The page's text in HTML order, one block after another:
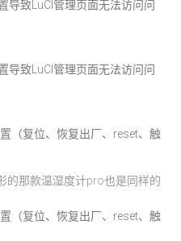
导致LuCI管理页面无法访问问
导致LuCI管理页面无法访问问
（复位、恢复出厂、reset、触
的那款温湿度计pro也是同样的
（复位、恢复出厂、reset、触